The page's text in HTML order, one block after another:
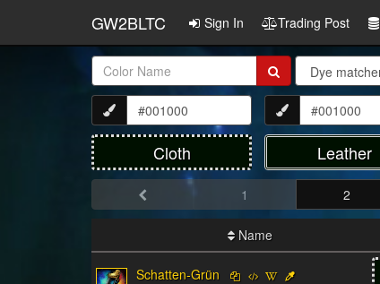
GW2BLTC Sign In Trading Post
Item
Name:
Cloth Leather
1 2
Name
Schatten-Grün